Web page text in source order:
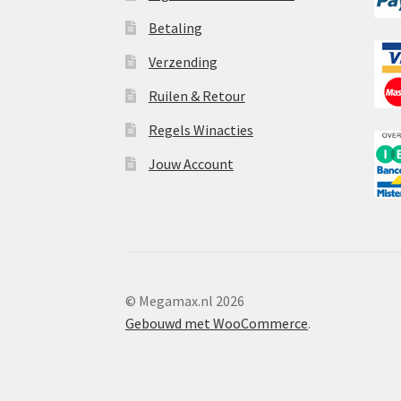
Betaling
Verzending
Ruilen & Retour
Regels Winacties
Jouw Account
© Megamax.nl 2026
Gebouwd met WooCommerce.